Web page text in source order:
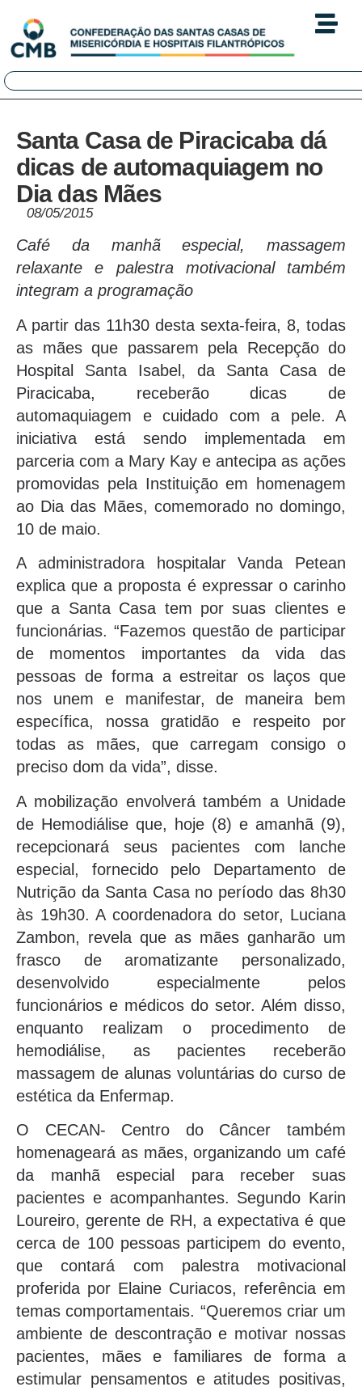
Santa Casa de Piracicaba dá
dicas de automaquiagem no
Dia das Mães
08/05/2015
Café da manhã especial, massagem
relaxante e palestra motivacional também
integram a programação
A partir das 11h30 desta sexta-feira, 8, todas
as mães que passarem pela Recepção do
Hospital Santa Isabel, da Santa Casa de
Piracicaba, receberão dicas de
automaquiagem e cuidado com a pele. A
iniciativa está sendo implementada em
parceria com a Mary Kay e antecipa as ações
promovidas pela Instituição em homenagem
ao Dia das Mães, comemorado no domingo,
10 de maio.
A administradora hospitalar Vanda Petean
explica que a proposta é expressar o carinho
que a Santa Casa tem por suas clientes e
funcionárias. “Fazemos questão de participar
de momentos importantes da vida das
pessoas de forma a estreitar os laços que
nos unem e manifestar, de maneira bem
específica, nossa gratidão e respeito por
todas as mães, que carregam consigo o
preciso dom da vida”, disse.
A mobilização envolverá também a Unidade
de Hemodiálise que, hoje (8) e amanhã (9),
recepcionará seus pacientes com lanche
especial, fornecido pelo Departamento de
Nutrição da Santa Casa no período das 8h30
às 19h30. A coordenadora do setor, Luciana
Zambon, revela que as mães ganharão um
frasco de aromatizante personalizado,
desenvolvido especialmente pelos
funcionários e médicos do setor. Além disso,
enquanto realizam o procedimento de
hemodiálise, as pacientes receberão
massagem de alunas voluntárias do curso de
estética da Enfermap.
O CECAN- Centro do Câncer também
homenageará as mães, organizando um café
da manhã especial para receber suas
pacientes e acompanhantes. Segundo Karin
Loureiro, gerente de RH, a expectativa é que
cerca de 100 pessoas participem do evento,
que contará com palestra motivacional
proferida por Elaine Curiacos, referência em
temas comportamentais. “Queremos criar um
ambiente de descontração e motivar nossas
pacientes, mães e familiares de forma a
estimular pensamentos e atitudes positivas,